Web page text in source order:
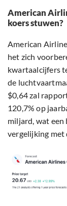
American
koers stuwen?
American
het zich
kwartaalcijfers
de
$0,64 zal
120,7% op
miljard, wat een
vergelijking met